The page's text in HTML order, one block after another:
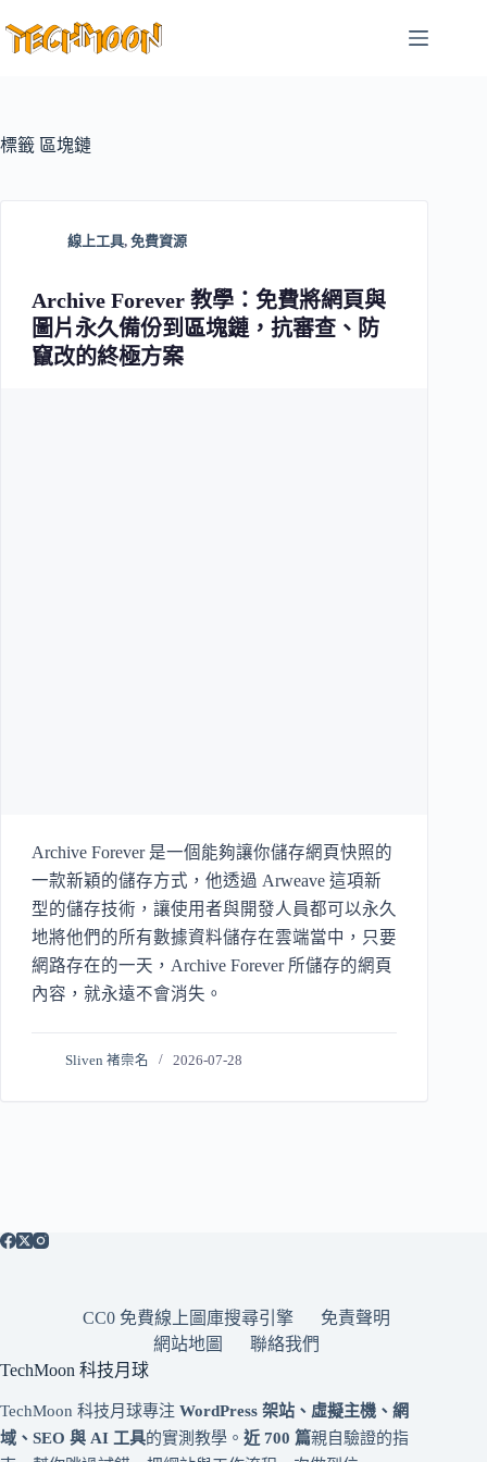
至
容
標籤 區塊鏈
線上工具, 免費資源
Archive Forever 教學：免費將網頁與
圖片永久備份到區塊鏈，抗審查、防
竄改的終極方案
Archive Forever 是一個能夠讓你儲存網頁快照的
一款新穎的儲存方式，他透過 Arweave 這項新
型的儲存技術，讓使用者與開發人員都可以永久
地將他們的所有數據資料儲存在雲端當中，只要
網路存在的一天，Archive Forever 所儲存的網頁
內容，就永遠不會消失。
Sliven 褚崇名 2026-07-28
CC0 免費線上圖庫搜尋引擎
免責聲明
網站地圖
聯絡我們
TechMoon 科技月球
TechMoon 科技月球專注 WordPress 架站、虛擬主機、網
域、SEO 與 AI 工具的實測教學。 近 700 篇親自驗證的指